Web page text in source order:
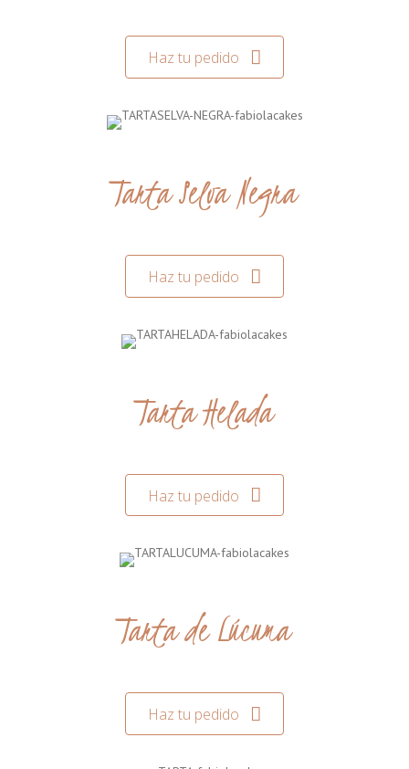
Haz tu pedido
Tarta Selva Negra
Haz tu pedido
Tarta Helada
Haz tu pedido
Tarta de Lúcuma
Haz tu pedido